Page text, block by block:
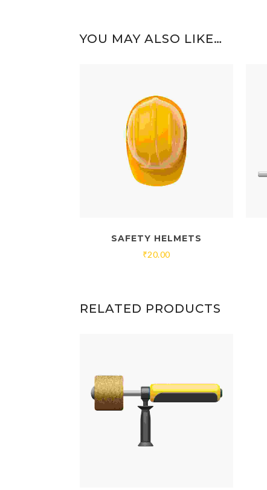
YOU MAY ALSO LIKE…
SAFETY HELMETS
₹20.00
RELATED PRODUCTS